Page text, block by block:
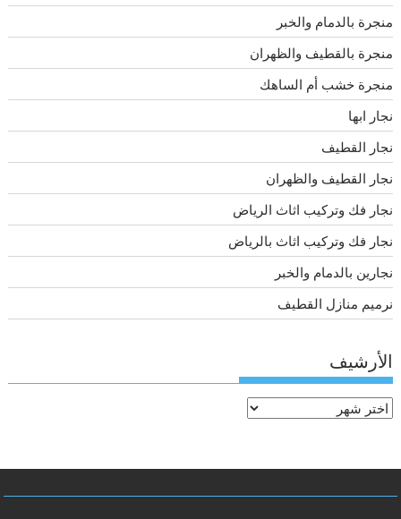
منجرة بالدمام والخبر
منجرة بالقطيف والظهران
منجرة خشب أم الساهك
نجار ابها
نجار القطيف
نجار القطيف والظهران
نجار فك وتركيب اثاث الرياض
نجار فك وتركيب اثاث بالرياض
نجارين بالدمام والخبر
نرميم منازل القطيف
الأرشيف
الأرشيف